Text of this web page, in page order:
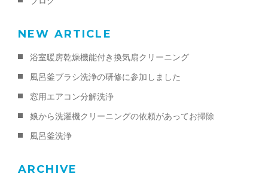
NEW ARTICLE
浴室暖房乾燥機能付き換気扇クリーニング
風呂釜ブラシ洗浄の研修に参加しました
窓用エアコン分解洗浄
娘から洗濯機クリーニングの依頼があってお掃除
風呂釜洗浄
ARCHIVE